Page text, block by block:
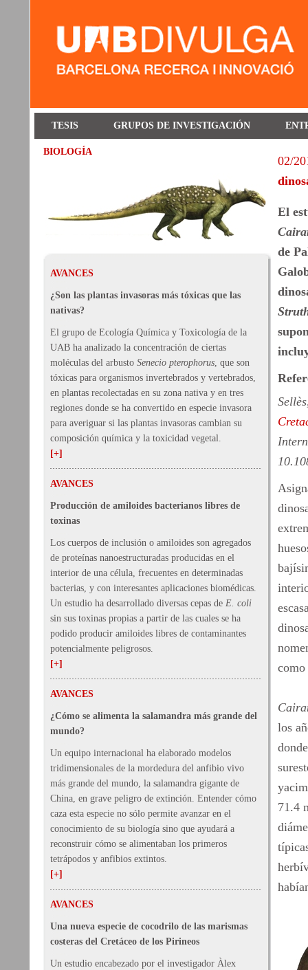
TESIS GRUPOS DE INVESTIGACIÓN
BIOLOGÍA
AVANCES
¿Son las plantas invasoras más tóxicas que las
nativas?
El grupo de Ecología Química y Toxicología de la
UAB ha analizado la concentración de ciertas
moléculas del arbusto Senecio pterophorus, que son
tóxicas para organismos invertebrados y vertebrados,
en plantas recolectadas en su zona nativa y en tres
regiones donde se ha convertido en especie invasora
para averiguar si las plantas invasoras cambian su
composición química y la toxicidad vegetal.
[+]
AVANCES
Producción de amiloides bacterianos libres de
toxinas
Los cuerpos de inclusión o amiloides son agregados
de proteínas nanoestructuradas producidas en el
interior de una célula, frecuentes en determinadas
bacterias, y con interesantes aplicaciones biomédicas.
Un estudio ha desarrollado diversas cepas de E. coli
sin sus toxinas propias a partir de las cuales se ha
podido producir amiloides libres de contaminantes
potencialmente peligrosos.
[+]
AVANCES
¿Cómo se alimenta la salamandra más grande del
mundo?
Un equipo internacional ha elaborado modelos
tridimensionales de la mordedura del anfibio vivo
más grande del mundo, la salamandra gigante de
China, en grave peligro de extinción. Entender cómo
caza esta especie no sólo permite avanzar en el
conocimiento de su biología sino que ayudará a
reconstruir cómo se alimentaban los primeros
tetrápodos y anfibios extintos.
[+]
AVANCES
Una nueva especie de cocodrilo de las marismas
costeras del Cretáceo de los Pirineos
Un estudio encabezado por el investigador Àlex
02/
El
de
como
los
71.4